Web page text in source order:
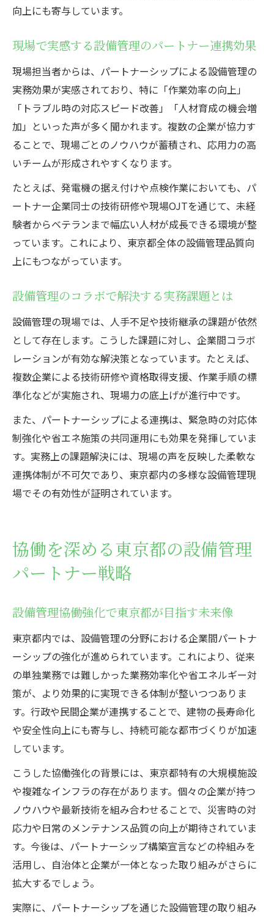
向上にも寄与しています。
現場で実感する設備管理のパートナー連携効果
現場担当者からは、パートナーシップによる設備管理の
実務効果が実感されており、特に「作業効率の向上」
「トラブル時の対応スピード改善」「人材育成の機会増
加」といった声が多く聞かれます。複数の企業が協力す
ることで、現場ごとのノウハウが蓄積され、応用力の高
いチームが形成されやすくなります。
たとえば、発電機の据え付けや点検作業においても、パ
ートナー企業同士の技術研修や現場OJTを通じて、未経
験者からベテランまで幅広い人材が成長できる環境が整
っています。これにより、東京都全体の設備管理品質向
上にもつながっています。
設備管理のコラボで解決する実務課題とは
設備管理の現場では、人手不足や技術継承の課題が依然
として存在します。こうした課題に対し、企業間コラボ
レーションが有効な解決策となっています。たとえば、
複数企業による技術研修や資格取得支援、作業手順の標
準化などが実施され、現場力の底上げが進行中です。
また、パートナーシップによる連携は、緊急時の対応体
制強化や省エネ施策の共同運用にも効果を発揮していま
す。実務上の課題解決には、現場の声を反映した柔軟な
連携体制が不可欠であり、東京都内の多様な設備管理現
場でその有効性が証明されています。
協働を深める東京都の設備管理
パートナー戦略
設備管理協働強化で東京都が目指す未来像
東京都内では、設備管理の分野における企業間パートナ
ーシップの強化が進められています。これにより、従来
の単独業務では難しかった業務効率化や省エネルギー対
策が、より効果的に実現できる体制が整いつつありま
す。行政や民間企業が連携することで、建物の長寿命化
や安全性向上にも寄与し、持続可能な都市づくりが加速
しています。
こうした協働強化の背景には、東京都特有の大規模施設
や複雑なインフラの存在があります。個々の企業が持つ
ノウハウや最新技術を組み合わせることで、災害時の対
応力や日常のメンテナンス品質の向上が期待されていま
す。今後は、パートナーシップ構築宣言などの枠組みを
活用し、自治体と企業が一体となった取り組みがさらに
拡大するでしょう。
実際に、パートナーシップを通じた設備管理の取り組み